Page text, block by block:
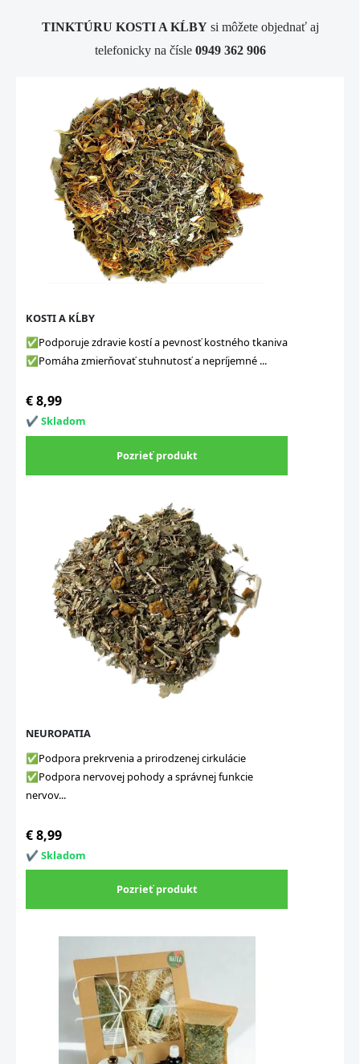
TINKTÚRU KOSTI A KĹBYsi môžete objednať aj
telefonicky na čísle 0949 362 906